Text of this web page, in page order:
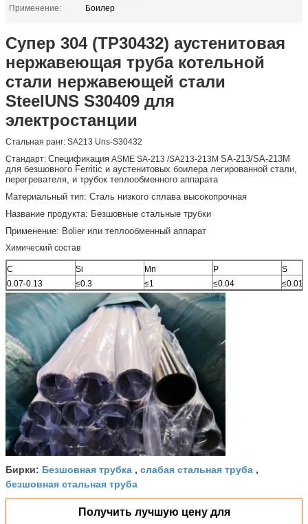
Применение:
Боилер
Супер 304 (TP30432) аустенитовая
нержавеющая труба котельной
стали нержавеющей стали
SteelUNS S30409 для
электростанции
Стальная ранг: SA213 Uns-S30432
Стандарт: Спецификация ASME SA-213 /SA213-213M SA-213/SA-213M
для безшовного Ferritic и аустенитовых боилера легированной стали,
перегревателя, и трубок теплообменного аппарата
Материальный тип: Сталь низкого сплава высокопрочная
Название продукта: Безшовные стальные трубки
Применение: Bolier или теплообменный аппарат
Химический состав
C Si Mn P
S
0.07-0.13
≤0.3 ≤1 ≤0.04 ≤0.01
Бирки: Безшовная трубка , слабая стальная труба ,
безшовная стальная труба
Получить лучшую цену для